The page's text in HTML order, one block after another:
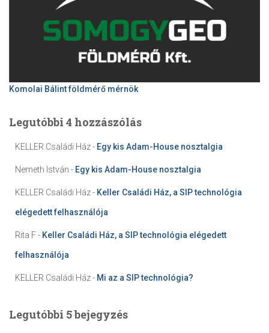
Komolai Bálint földmérő mérnök
Legutóbbi 4 hozzászólás
KELLER Családi Ház- Egy kis Adam-House nosztalgia
Nemeth István - Egy kis Adam-House nosztalgia
KELLER Családi Ház- Keller Családi Ház, a SIP technológia
elégedett felhasználója
Rita F- Keller Családi Ház, a SIP technológia elégedett
felhasználója
KELLER Családi Ház- Mi az a SIP technológia?
Legutóbbi 5 bejegyzés